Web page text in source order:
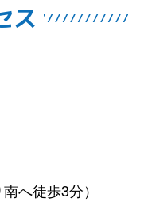
ス
へ徒歩3分）